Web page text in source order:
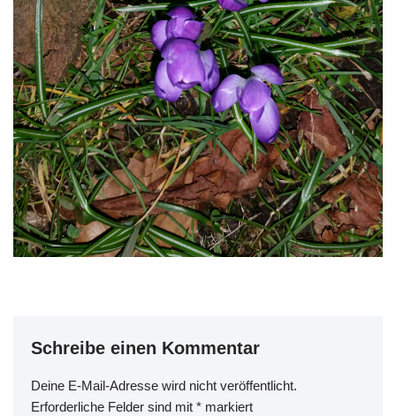
Schreibe einen Kommentar
Deine E-Mail-Adresse wird nicht veröffentlicht.
Erforderliche Felder sind mit * markiert